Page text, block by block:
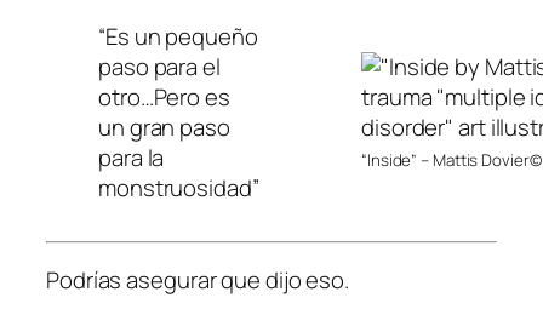
“Es un pequeño
paso para el
otro…Pero es
un gran paso
para la
monstruosidad”
“Inside” – Mattis Dovier©
Podrías asegurar que dijo eso.